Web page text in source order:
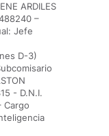
ARDILES
–
Jefe
D-3)
- D.N.I.
Cargo